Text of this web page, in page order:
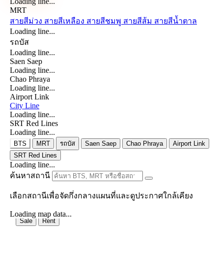
MRT
สายสีม่วง สายสีเหลือง สายสีชมพู สายสีส้ม สายสีน้ำตาล
Loading line...
รถบัส
Loading line...
Saen Saep
Loading line...
Chao Phraya
Loading line...
Airport Link
City Line
Loading line...
SRT Red Lines
Loading line...
BTS MRT รถบัส Saen Saep Chao Phraya
Airport Link
SRT Red Lines
Loading line...
ค้นหาสถานี
เลือกสถานีเพื่อจัดกึ่งกลางแผนที่และดูประกาศใกล้เคียง
Loading map data...
Sale Rent